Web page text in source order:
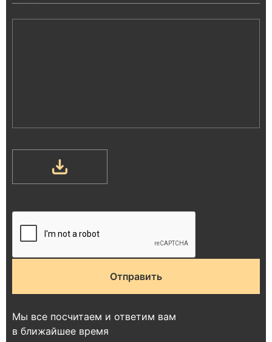
Мы все посчитаем и ответим вам
в ближайшее время